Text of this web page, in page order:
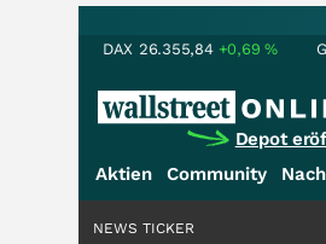
DAX 26.355,84 +0,69%
Depot
Aktien Community
NEWS TICKER